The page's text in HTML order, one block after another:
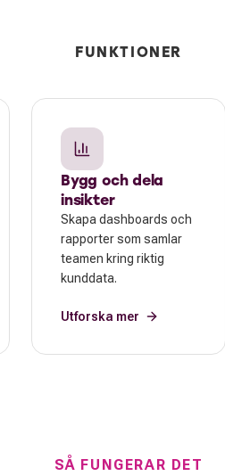
FUNKTIONER
Bygg och dela
insikter
Skapa dashboards och
rapporter som samlar
teamen kring riktig
kunddata.
Utforska mer
SÅ FUNGERAR DET